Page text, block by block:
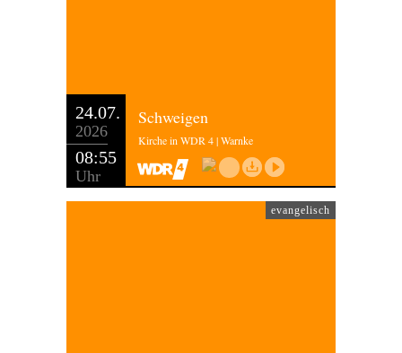
24.07.
2026
08:55
Uhr
Schweigen
Kirche in WDR 4 | Warnke
evangelisch